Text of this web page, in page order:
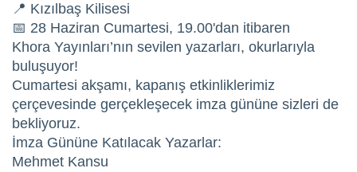
📍 Kızılbaş Kilisesi
📅 28 Haziran Cumartesi, 19.00'dan itibaren
Khora Yayınları’nın sevilen yazarları, okurlarıyla
buluşuyor!
Cumartesi akşamı, kapanış etkinliklerimiz
çerçevesinde gerçekleşecek imza gününe sizleri de
bekliyoruz.
İmza Gününe Katılacak Yazarlar:
Mehmet Kansu